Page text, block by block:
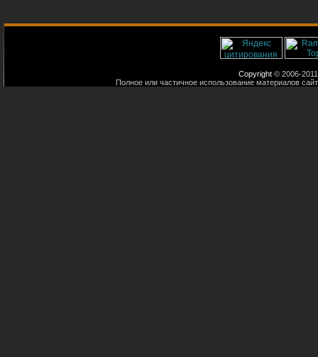
Copyright © 2006-
Полное или частичное использование материалов